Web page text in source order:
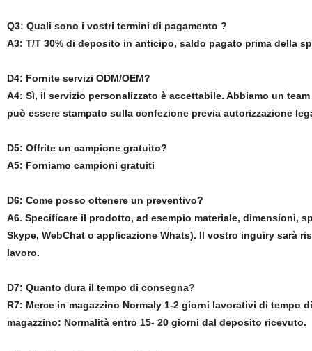
Q3: Quali sono i vostri termini di pagamento ?
A3: T/T 30% di deposito in anticipo, saldo pagato prima della
D4: Fornite servizi ODM/OEM?
A4: Sì, il servizio personalizzato è accettabile. Abbiamo un
può essere stampato sulla confezione previa autorizzazione
D5: Offrite un campione gratuito?
A5: Forniamo campioni gratuiti
D6: Come posso ottenere un preventivo?
A6. Specificare il prodotto, ad esempio materiale, dimensioni,
Skype, WebChat o applicazione Whats). Il vostro inguiry sarà
lavoro.
D7: Quanto dura il tempo di consegna?
R7: Merce in magazzino Normaly 1-2 giorni lavorativi di
magazzino: Normalità entro 15- 20 giorni dal deposito ricevuto.